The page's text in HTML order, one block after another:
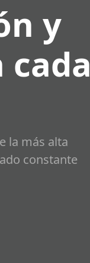
y
la más alta
constante